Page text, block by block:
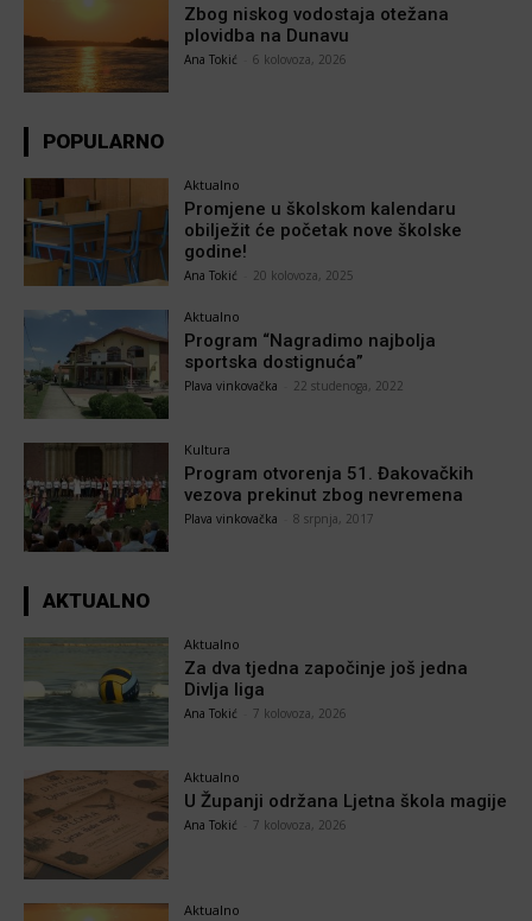
Zbog niskog vodostaja otežana
plovidba na Dunavu
Ana Tokić 6 kolovoza, 2026
POPULARNO
Aktualno
Promjene u školskom kalendaru
obilježit će početak nove školske
godine!
Ana Tokić 20 kolovoza, 2025
Aktualno
Program “Nagradimo najbolja
sportska dostignuća”
Plava vinkovačka 22 studenoga, 2022
Kultura
Program otvorenja 51. Đakovačkih
vezova prekinut zbog nevremena
Plava vinkovačka 8 srpnja, 2017
AKTUALNO
Aktualno
Za dva tjedna započinje još jedna
Divlja liga
Ana Tokić 7 kolovoza, 2026
Aktualno
U Županji održana Ljetna škola magije
Ana Tokić 7 kolovoza, 2026
Aktualno